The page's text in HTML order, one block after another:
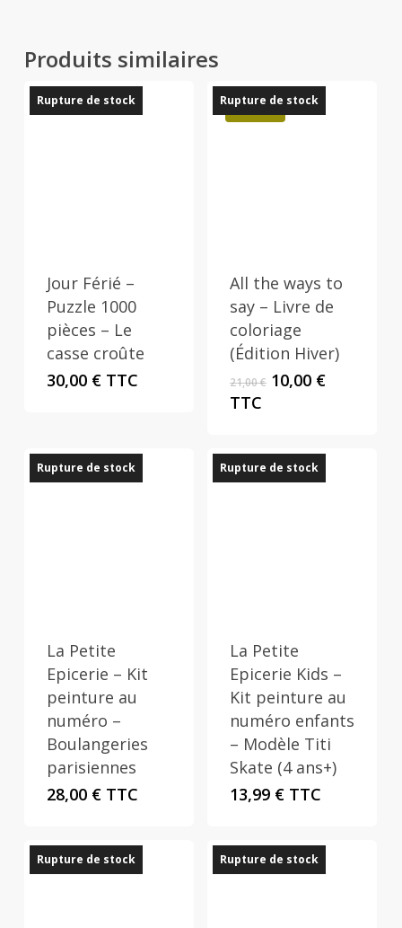
Produits similaires
Rupture de stock
Jour Férié –
Puzzle 1000
pièces – Le
casse croûte
30,00 € TTC
Rupture de stock
Promo !
All the ways to
say – Livre de
coloriage
(Édition Hiver)
21,00€ Le
21,00 €.
10,00 €Le
10,00 €.
TTC
Rupture de stock
La Petite
Epicerie – Kit
peinture au
numéro –
Boulangeries
parisiennes
28,00 € TTC
Rupture de stock
La Petite
Epicerie Kids –
Kit peinture au
numéro enfants
– Modèle Titi
Skate (4 ans+)
13,99 € TTC
Rupture de stock Rupture de stock